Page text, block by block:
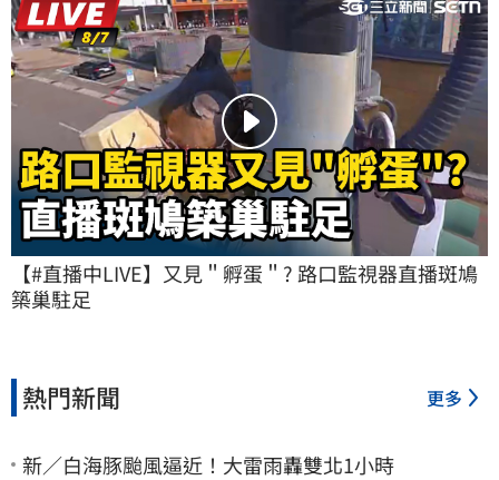
【#直播中LIVE】又見＂孵蛋＂? 路口監視器直播斑鳩
築巢駐足
熱門新聞 更多
新／白海豚颱風逼近！大雷雨轟雙北1小時